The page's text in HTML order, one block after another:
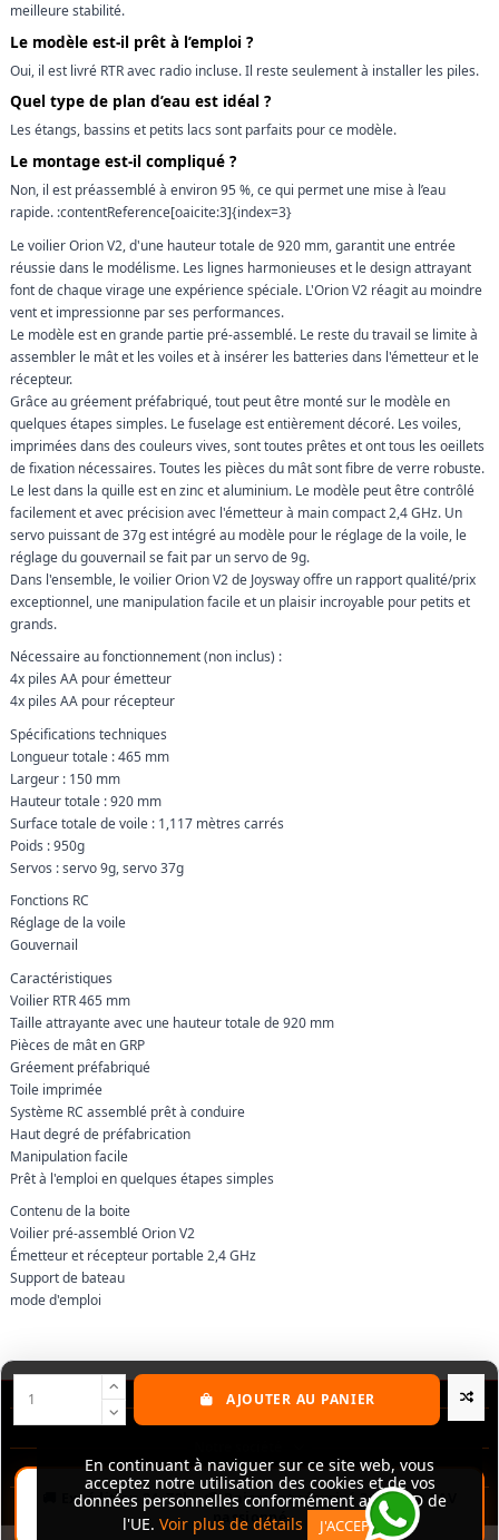
AJOUTER AU PANIER
En continuant à naviguer sur ce site web, vous
acceptez notre utilisation des cookies et de vos
données personnelles conformément au RGPD de
l'UE. Voir plus de détails J'ACCEPTE
meilleure stabilité.
Le modèle est-il prêt à l’emploi ?
Oui, il est livré RTR avec radio incluse. Il reste seulement à installer les piles.
Quel type de plan d’eau est idéal ?
Les étangs, bassins et petits lacs sont parfaits pour ce modèle.
Le montage est-il compliqué ?
Non, il est préassemblé à environ 95 %, ce qui permet une mise à l’eau
rapide. :contentReference[oaicite:3]{index=3}
Le voilier Orion V2, d'une hauteur totale de 920 mm, garantit une entrée
réussie dans le modélisme. Les lignes harmonieuses et le design attrayant
font de chaque virage une expérience spéciale. L'Orion V2 réagit au moindre
vent et impressionne par ses performances.
Le modèle est en grande partie pré-assemblé. Le reste du travail se limite à
assembler le mât et les voiles et à insérer les batteries dans l'émetteur et le
récepteur.
Grâce au gréement préfabriqué, tout peut être monté sur le modèle en
quelques étapes simples. Le fuselage est entièrement décoré. Les voiles,
imprimées dans des couleurs vives, sont toutes prêtes et ont tous les oeillets
de fixation nécessaires. Toutes les pièces du mât sont fibre de verre robuste.
Le lest dans la quille est en zinc et aluminium. Le modèle peut être contrôlé
facilement et avec précision avec l'émetteur à main compact 2,4 GHz. Un
servo puissant de 37g est intégré au modèle pour le réglage de la voile, le
réglage du gouvernail se fait par un servo de 9g.
Dans l'ensemble, le voilier Orion V2 de Joysway offre un rapport qualité/prix
exceptionnel, une manipulation facile et un plaisir incroyable pour petits et
grands.
Nécessaire au fonctionnement (non inclus) :
4x piles AA pour émetteur
4x piles AA pour récepteur
Spécifications techniques
Longueur totale : 465 mm
Largeur : 150 mm
Hauteur totale : 920 mm
Surface totale de voile : 1,117 mètres carrés
Poids : 950g
Servos : servo 9g, servo 37g
Fonctions RC
Réglage de la voile
Gouvernail
Caractéristiques
Voilier RTR 465 mm
Taille attrayante avec une hauteur totale de 920 mm
Pièces de mât en GRP
Gréement préfabriqué
Toile imprimée
Système RC assemblé prêt à conduire
Haut degré de préfabrication
Manipulation facile
Prêt à l'emploi en quelques étapes simples
Contenu de la boite
Voilier pré-assemblé Orion V2
Émetteur et récepteur portable 2,4 GHz
Support de bateau
mode d'emploi
Nos produits
Contactez-nous
En continuant à naviguer sur ce site web, vous
acceptez notre utilisation des cookies et de vos
données personnelles conformément au RGPD de
l'UE. Voir plus de détails J'ACCEPTE